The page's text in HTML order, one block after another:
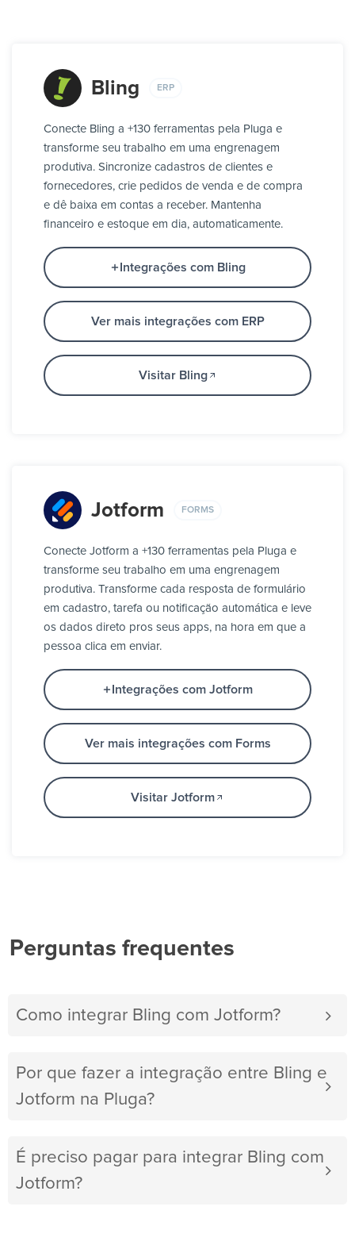
Bling ERP
Conecte Bling a +130 ferramentas pela Pluga e
transforme seu trabalho em uma engrenagem
produtiva. Sincronize cadastros de clientes e
fornecedores, crie pedidos de venda e de compra
e dê baixa em contas a receber. Mantenha
financeiro e estoque em dia, automaticamente.
Integrações com Bling
Ver mais integrações com ERP
Visitar Bling
Jotform FORMS
Conecte Jotform a +130 ferramentas pela Pluga e
transforme seu trabalho em uma engrenagem
produtiva. Transforme cada resposta de formulário
em cadastro, tarefa ou notificação automática e leve
os dados direto pros seus apps, na hora em que a
pessoa clica em enviar.
Integrações com Jotform
Ver mais integrações com Forms
Visitar Jotform
Perguntas frequentes
Como integrar Bling com Jotform?
Por que fazer a integração entre Bling e
Jotform na Pluga?
É preciso pagar para integrar Bling com
Jotform?